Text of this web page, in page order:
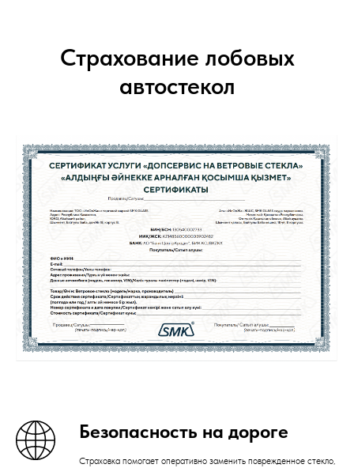
Страхование лобовых
автостекол
Безопасность на дороге
Страховка помогает оперативно заменить поврежденное стекло,